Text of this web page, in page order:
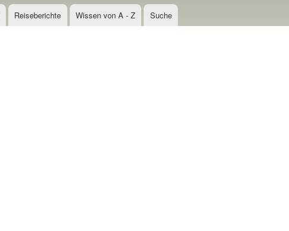
Reiseberichte Wissen von A - Z Suche